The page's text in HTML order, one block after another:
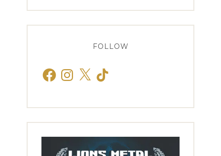
FOLLOW
FacebookInstagram
X TikTok